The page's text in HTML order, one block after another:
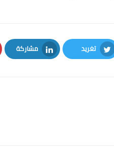
تغريد
Twitter
مشاركة
LinkedIn